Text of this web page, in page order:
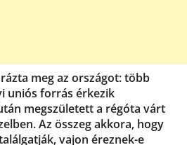
meg az országot: több
uniós forrás érkezik
megszületett a régóta várt
Az összeg akkora, hogy
vajon éreznek-e